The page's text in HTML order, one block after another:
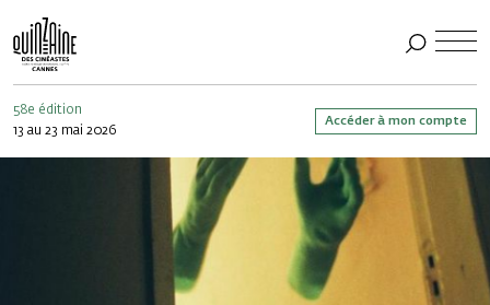
58e édition
13 au 23 mai 2026
Accéder à mon compte